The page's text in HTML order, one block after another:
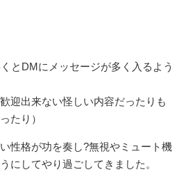
とDMにメッセージが多く入るよう
迎出来ない怪しい内容だったりも
たり）
性格が功を奏し?無視やミュート機
にしてやり過ごしてきました。